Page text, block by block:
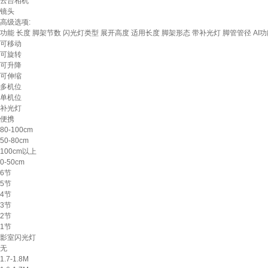
镜头
高级选项:
功能 长度 脚架节数 闪光灯类型 展开高度 适用长度 脚架形态 带补光灯 脚管管径 AI
可移动
可旋转
可升降
可伸缩
多机位
单机位
补光灯
便携
80-100cm
50-80cm
100cm以上
0-50cm
6节
5节
4节
3节
2节
1节
影室闪光灯
无
1.7-1.8M